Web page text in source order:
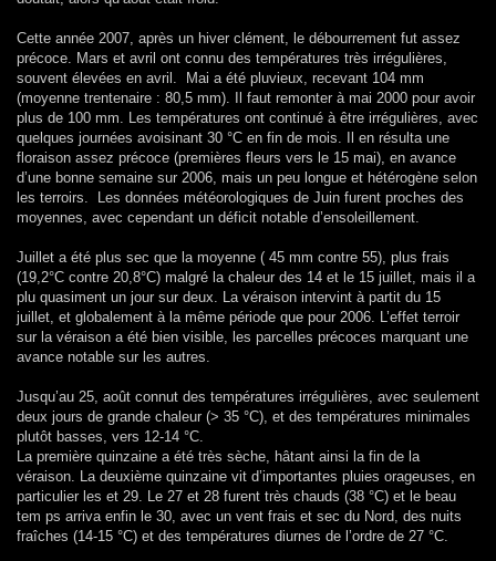
Cette année 2007, après un hiver clément, le débourrement fut assez
précoce. Mars et avril ont connu des températures très irrégulières,
souvent élevées en avril. Mai a été pluvieux, recevant 104 mm
(moyenne trentenaire : 80,5 mm). Il faut remonter à mai 2000 pour avoir
plus de 100 mm. Les températures ont continué à être irrégulières, avec
quelques journées avoisinant 30 °C en fin de mois. Il en résulta une
floraison assez précoce (premières fleurs vers le 15 mai), en avance
d’une bonne semaine sur 2006, mais un peu longue et hétérogène selon
les terroirs. Les données météorologiques de Juin furent proches des
moyennes, avec cependant un déficit notable d’ensoleillement.
Juillet a été plus sec que la moyenne ( 45 mm contre 55), plus frais
(19,2°C contre 20,8°C) malgré la chaleur des 14 et le 15 juillet, mais il a
plu quasiment un jour sur deux. La véraison intervint à partit du 15
juillet, et globalement à la même période que pour 2006. L’effet terroir
sur la véraison a été bien visible, les parcelles précoces marquant une
avance notable sur les autres.
Jusqu’au 25, août connut des températures irrégulières, avec seulement
deux jours de grande chaleur (> 35 °C), et des températures minimales
plutôt basses, vers 12-14 °C.
La première quinzaine a été très sèche, hâtant ainsi la fin de la
véraison. La deuxième quinzaine vit d’importantes pluies orageuses, en
particulier les et 29. Le 27 et 28 furent très chauds (38 °C) et le beau
tem ps arriva enfin le 30, avec un vent frais et sec du Nord, des nuits
fraîches (14-15 °C) et des températures diurnes de l’ordre de 27 °C.